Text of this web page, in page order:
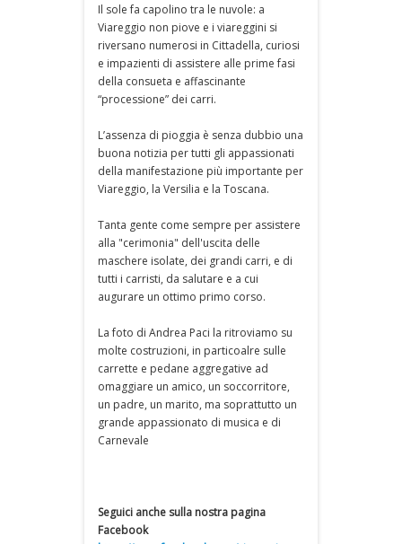
Il sole fa capolino tra le nuvole: a
Viareggio non piove e i viareggini si
riversano numerosi in Cittadella, curiosi
e impazienti di assistere alle prime fasi
della consueta e affascinante
“processione” dei carri.
L’assenza di pioggia è senza dubbio una
buona notizia per tutti gli appassionati
della manifestazione più importante per
Viareggio, la Versilia e la Toscana.
Tanta gente come sempre per assistere
alla "cerimonia" dell'uscita delle
maschere isolate, dei grandi carri, e di
tutti i carristi, da salutare e a cui
augurare un ottimo primo corso.
La foto di Andrea Paci la ritroviamo su
molte costruzioni, in particoalre sulle
carrette e pedane aggregative ad
omaggiare un amico, un soccorritore,
un padre, un marito, ma soprattutto un
grande appassionato di musica e di
Carnevale
Seguici anche sulla nostra pagina
Facebook